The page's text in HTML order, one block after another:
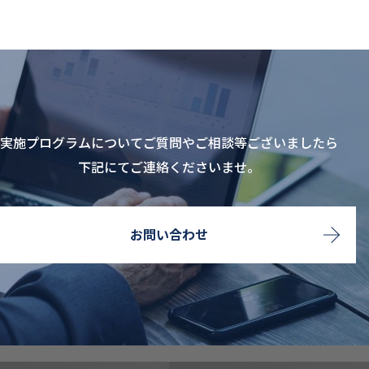
実施プログラムについてご質問やご相談等ございましたら
下記にてご連絡くださいませ。
お問い合わせ